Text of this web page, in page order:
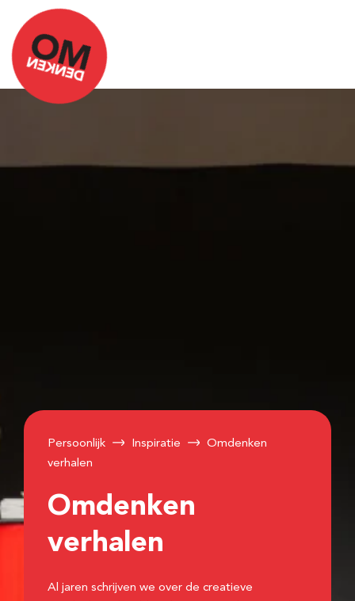
Persoonlijk Inspiratie
Omdenken
verhalen
Omdenken
verhalen
Al jaren schrijven we over de creatieve